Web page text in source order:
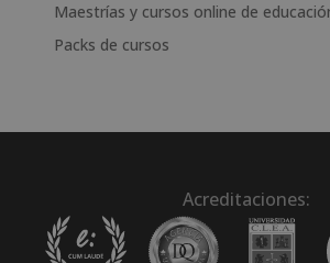
Maestrías y cursos online de
Packs de cursos
Acreditaciones: